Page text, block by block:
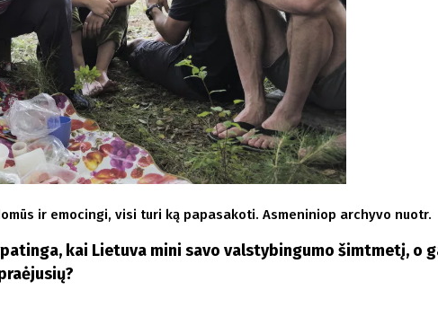
ir emocingi, visi turi ką papasakoti. Asmeniniop archyvo nuotr.
kai Lietuva mini savo valstybingumo šimtmetį, o